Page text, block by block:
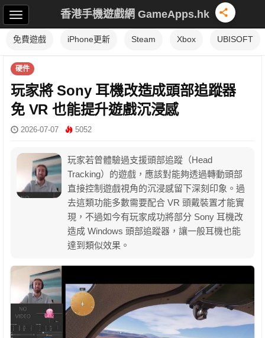
香港手機遊戲網 GameApps.hk
免費遊戲 iPhone更新 Steam Xbox UBISOFT
硬件
玩家將 Sony 耳機改造成頭部追蹤器
免 VR 也能提升遊戲沉浸感
2026-07-07 5052
玩家若曾體驗過支援頭部追蹤（Head
Tracking）的遊戲，應該對能夠透過轉動頭部
直接控制遊戲視角的沉浸感留下深刻印象。過
去這類功能多數需要配合 VR 頭戴裝置才能實
現，不過如今有玩家成功將部分 Sony 耳機改
造成 Windows 頭部追蹤器，讓一般耳機也能
達到類似效果。